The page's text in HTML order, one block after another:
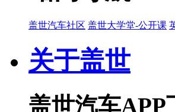
盖世汽车社区 盖世大学堂-公开课
关于盖世
盖世汽车APP